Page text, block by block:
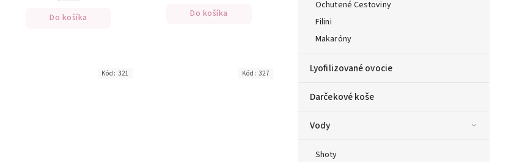
Ochutené Cestoviny
Filini
Makaróny
Lyofilizované ovocie
Darčekové koše
Vody
Shoty
Do košíka Do košíka
Kód: 321 Kód: 327